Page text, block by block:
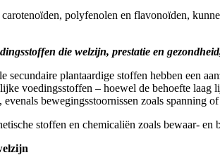
polyfenolen en flavonoïden,
die welzijn, prestatie en
secundaire plantaardige stoffen hebben een
voedingsstoffen – hoewel de behoefte
bewegingsstoornissen zoals spanning
stoffen en chemicaliën zoals bewaar-